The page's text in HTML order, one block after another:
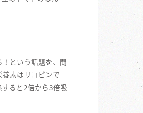
という話題を、聞
素はリコピンで
ると2倍から3倍吸